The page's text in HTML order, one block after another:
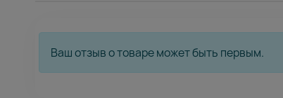
Ваш отзыв о товаре может быть первым.